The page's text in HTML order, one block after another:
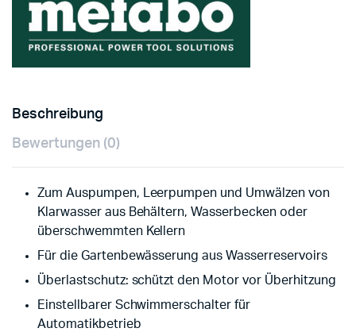
Beschreibung
Bewertungen (0)
Zum Auspumpen, Leerpumpen und Umwälzen von
Klarwasser aus Behältern, Wasserbecken oder
überschwemmten Kellern
Für die Gartenbewässerung aus Wasserreservoirs
Überlastschutz: schützt den Motor vor Überhitzung
Einstellbarer Schwimmerschalter für
Automatikbetrieb